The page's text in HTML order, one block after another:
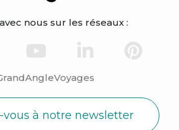
nous sur les réseaux :
vous à notre newsletter